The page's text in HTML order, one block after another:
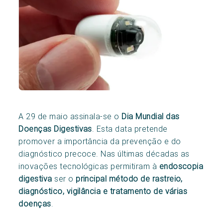
A 29 de maio assinala-se o Dia Mundial das
Doenças Digestivas . Esta data pretende
promover a importância da prevenção e do
diagnóstico precoce. Nas últimas décadas as
inovações tecnológicas permitiram à endoscopia
digestiva ser o principal método de rastreio,
diagnóstico, vigilância e tratamento de várias
doenças